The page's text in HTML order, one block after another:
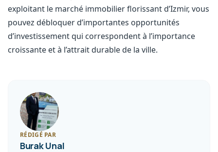
exploitant le marché immobilier florissant d’Izmir, vous
pouvez débloquer d’importantes opportunités
d’investissement qui correspondent à l’importance
croissante et à l’attrait durable de la ville.
RÉDIGÉ PAR
Burak Unal